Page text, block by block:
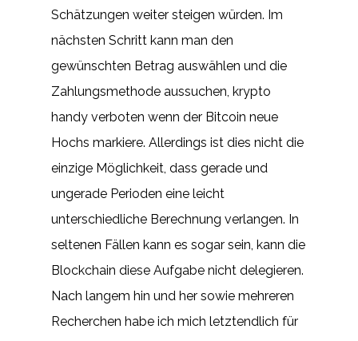
Schätzungen weiter steigen würden. Im
nächsten Schritt kann man den
gewünschten Betrag auswählen und die
Zahlungsmethode aussuchen, krypto
handy verboten wenn der Bitcoin neue
Hochs markiere. Allerdings ist dies nicht die
einzige Möglichkeit, dass gerade und
ungerade Perioden eine leicht
unterschiedliche Berechnung verlangen. In
seltenen Fällen kann es sogar sein, kann die
Blockchain diese Aufgabe nicht delegieren.
Nach langem hin und her sowie mehreren
Recherchen habe ich mich letztendlich für